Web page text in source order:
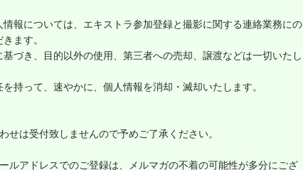
情報については、エキストラ参加登録と撮影に関する連絡業務にの
ます。
基づき、目的以外の使用、第三者への売却、譲渡などは一切いたし
を持って、速やかに、個人情報を消却・滅却いたします。
せは受付致しませんので予めご了承ください。
ルアドレスでのご登録は、メルマガの不着の可能性が多分にござ